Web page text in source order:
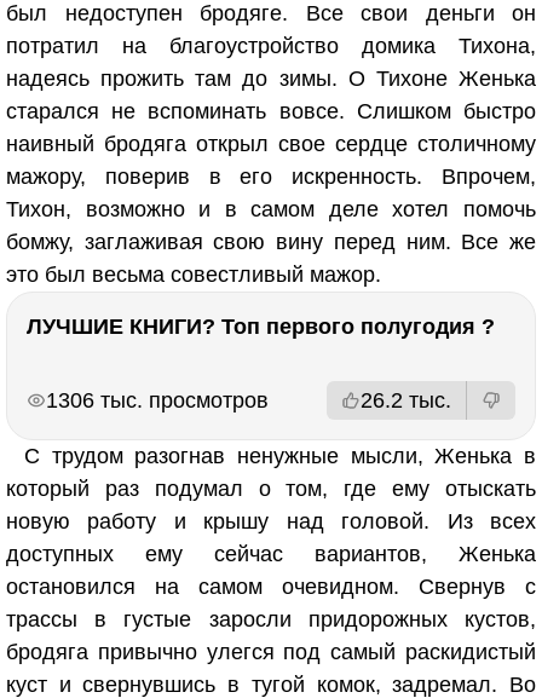
был недоступен бродяге. Все свои деньги он
потратил на благоустройство домика Тихона,
надеясь прожить там до зимы. О Тихоне Женька
старался не вспоминать вовсе. Слишком быстро
наивный бродяга открыл свое сердце столичному
мажору, поверив в его искренность. Впрочем,
Тихон, возможно и в самом деле хотел помочь
бомжу, заглаживая свою вину перед ним. Все же
это был весьма совестливый мажор.
ЛУЧШИЕ КНИГИ? Топ первого полугодия ?
1306 тыс. просмотров 26.2 тыс.
С трудом разогнав ненужные мысли, Женька в
который раз подумал о том, где ему отыскать
новую работу и крышу над головой. Из всех
доступных ему сейчас вариантов, Женька
остановился на самом очевидном. Свернув с
трассы в густые заросли придорожных кустов,
бродяга привычно улегся под самый раскидистый
куст и свернувшись в тугой комок, задремал. Во